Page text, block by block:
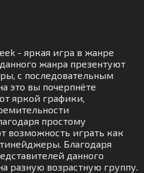
- яркая игра в жанре
жанра презентуют
с последовательным
это вы почерпнёте
яркой графики,
простому
возможность играть как
Благодаря
данного
разную возрастную группу.